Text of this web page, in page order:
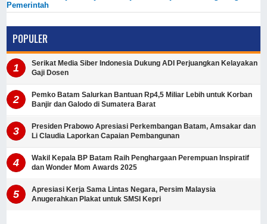
Pemerintah
POPULER
Serikat Media Siber Indonesia Dukung ADI Perjuangkan Kelayakan
Gaji Dosen
Pemko Batam Salurkan Bantuan Rp4,5 Miliar Lebih untuk Korban
Banjir dan Galodo di Sumatera Barat
Presiden Prabowo Apresiasi Perkembangan Batam, Amsakar dan
Li Claudia Laporkan Capaian Pembangunan
Wakil Kepala BP Batam Raih Penghargaan Perempuan Inspiratif
dan Wonder Mom Awards 2025
Apresiasi Kerja Sama Lintas Negara, Persim Malaysia
Anugerahkan Plakat untuk SMSI Kepri